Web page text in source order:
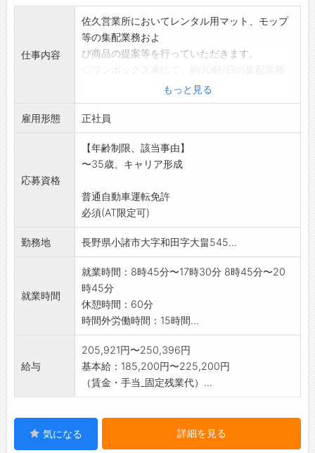
仕事内容
佐久営業所においてレンタル用マット、モップ
等の集配業務およ
び商品の提案等を行っていただきます。
※引継ぎ、OJT研修のため、1ヶ月間社員が同乗
します。
◎顧客先は法人のみ
◎担当エリアは小諸市近郊の顧客
◎入社後、勉強会や研修を経てから、新規獲得
にもチャレンジ!
【変更の範囲:変更なし】
もっと見る
雇用形態 正社員
応募資格
【年齢制限、該当事由】
〜35歳、キャリア形成
普通自動車運転免許
必須(AT限定可)
勤務地 長野県小諸市大字和田字大畠545...
就業時間
就業時間：8時45分〜17時30分 8時45分〜20
時45分
休憩時間：60分
時間外労働時間：15時間...
給与
205,921円〜250,396円
基本給：185,200円〜225,200円
（賃金・手当_固定残業代）...
気になる 詳細を見る